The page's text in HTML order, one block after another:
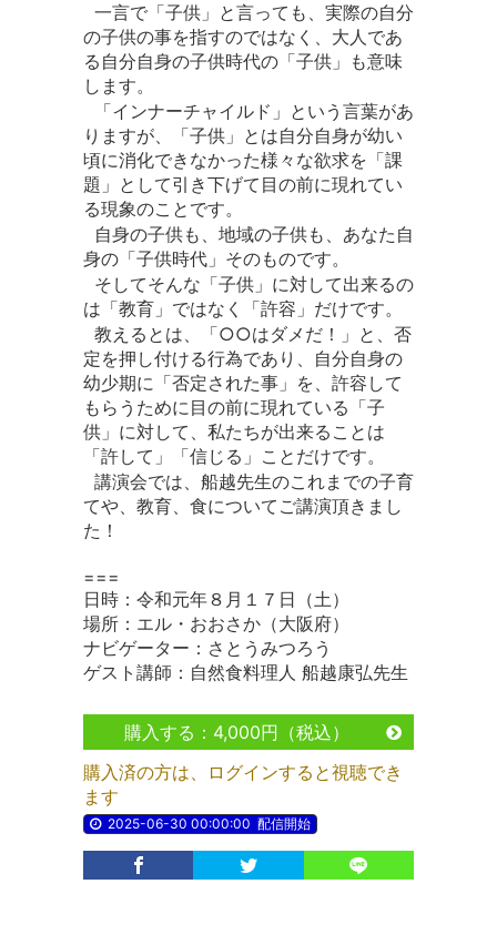
一言で「子供」と言っても、実際の自分
の子供の事を指すのではなく、大人であ
る自分自身の子供時代の「子供」も意味
します。
「インナーチャイルド」という言葉があ
りますが、「子供」とは自分自身が幼い
頃に消化できなかった様々な欲求を「課
題」として引き下げて目の前に現れてい
る現象のことです。
自身の子供も、地域の子供も、あなた自
身の「子供時代」そのものです。
そしてそんな「子供」に対して出来るの
は「教育」ではなく「許容」だけです。
教えるとは、「○○はダメだ！」と、否
定を押し付ける行為であり、自分自身の
幼少期に「否定された事」を、許容して
もらうために目の前に現れている「子
供」に対して、私たちが出来ることは
「許して」「信じる」ことだけです。
講演会では、船越先生のこれまでの子育
てや、教育、食についてご講演頂きまし
た！
===
日時：令和元年８月１７日（土）
場所：エル・おおさか（大阪府）
ナビゲーター：さとうみつろう
ゲスト講師：自然食料理人 船越康弘先生
購入する：4,000円（税込）
購入済の方は、ログインすると視聴でき
ます
2025-06-30 00:00:00 配信開始